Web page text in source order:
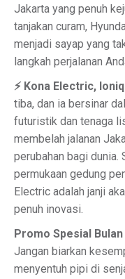
Jakarta yang penuh
tanjakan curam,
menjadi sayap yang
langkah perjalanan
⚡ Kona Electric,
tiba, dan ia bersinar
futuristik dan tenaga
membelah jalanan
perubahan bagi dunia.
permukaan gedung
Electric adalah janji
penuh inovasi.
Promo Spesial Bulan
Jangan biarkan
menyentuh pipi di